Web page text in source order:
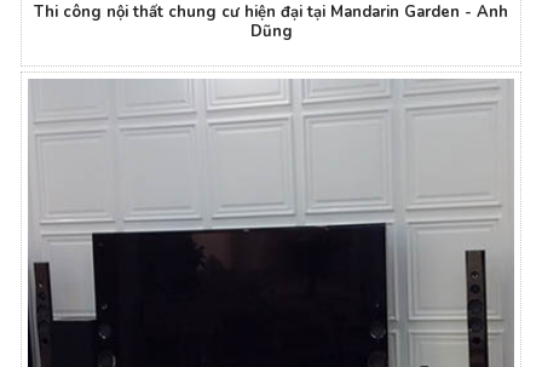
Thi công nội thất chung cư hiện đại tại Mandarin Garden - Anh
Dũng